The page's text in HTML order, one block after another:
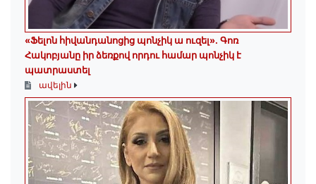
«Ֆելոն հիվանդանոցից պոնչիկ ա ուզել». Գոռ
Հակոբյանը իր ձեռքով որդու համար պոնչիկ է
պատրաստել
ավելին